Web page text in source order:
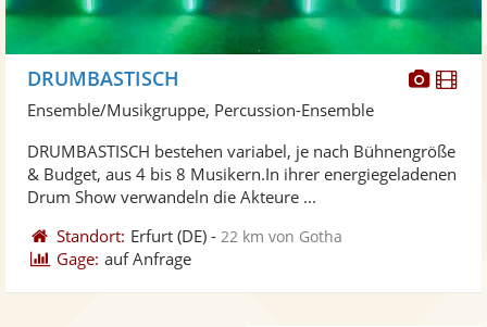
Fotos
DRUMBASTISCH
Ensemble/Musikgruppe, Percussion-Ensemble
DRUMBASTISCH bestehen variabel, je nach Bühnengröße
& Budget, aus 4 bis 8 Musikern.In ihrer energiegeladenen
Drum Show verwandeln die Akteure ...
Standort: Erfurt (DE) - 22 km von Gotha
Gage: auf Anfrage